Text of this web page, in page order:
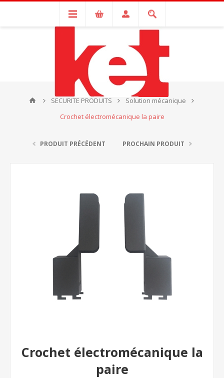
SECURITE PRODUITS
Solution mécanique
Crochet électromécanique la paire
PRODUIT PRÉCÉDENT PROCHAIN PRODUIT
Crochet électromécanique la
paire